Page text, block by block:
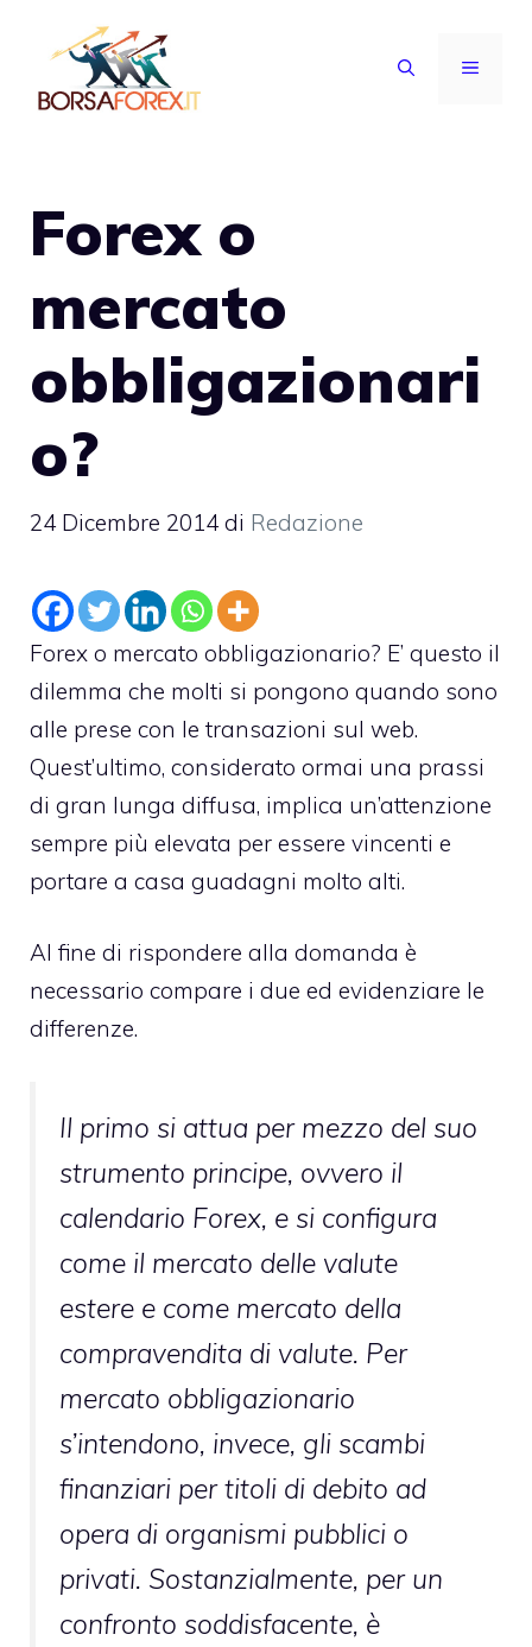
contenuto
MENU
Forex o
mercato
obbligazionari
o?
24 Dicembre 2014 di Redazione
Forex o mercato obbligazionario? E’ questo il
dilemma che molti si pongono quando sono
alle prese con le transazioni sul web.
Quest’ultimo, considerato ormai una prassi
di gran lunga diffusa, implica un’attenzione
sempre più elevata per essere vincenti e
portare a casa guadagni molto alti.
Al fine di rispondere alla domanda è
necessario compare i due ed evidenziare le
differenze.
Il primo si attua per mezzo del suo
strumento principe, ovvero il
calendario Forex, e si configura
come il mercato delle valute
estere e come mercato della
compravendita di valute. Per
mercato obbligazionario
s’intendono, invece, gli scambi
finanziari per titoli di debito ad
opera di organismi pubblici o
privati. Sostanzialmente, per un
confronto soddisfacente, è